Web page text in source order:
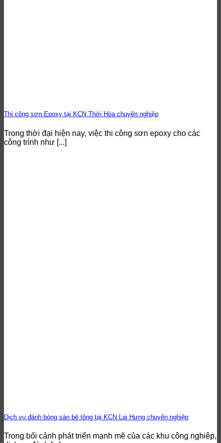
Thi công sơn Epoxy tại KCN Thới Hòa chuyên nghiệp
Trong thời đại hiện nay, việc thi công sơn epoxy cho các
công trình như [...]
Dịch vụ đánh bóng sàn bê tông tại KCN Lai Hưng chuyên nghiệp
Trong bối cảnh phát triển mạnh mẽ của các khu công nghiệp,